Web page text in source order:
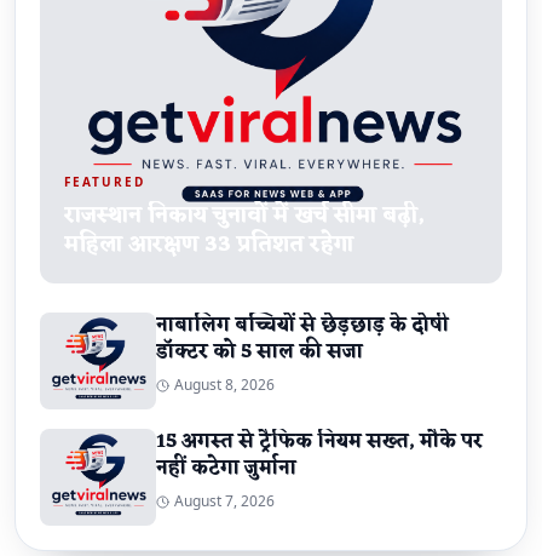
FEATURED
राजस्थान निकाय चुनावों में खर्च सीमा बढ़ी,
महिला आरक्षण 33 प्रतिशत रहेगा
नाबालिग बच्चियों से छेड़छाड़ के दोषी
डॉक्टर को 5 साल की सजा
August 8, 2026
15 अगस्त से ट्रैफिक नियम सख्त, मौके पर
नहीं कटेगा जुर्माना
August 7, 2026